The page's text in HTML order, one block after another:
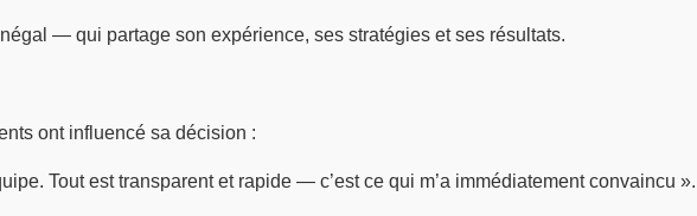
— qui partage son expérience, ses stratégies et ses résultats.
ont influencé sa décision :
Tout est transparent et rapide — c’est ce qui m’a immédiatement convaincu ».